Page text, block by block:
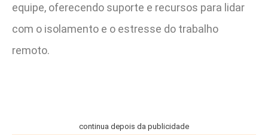
equipe, oferecendo suporte e recursos para lidar
com o isolamento e o estresse do trabalho
remoto.
continua depois da publicidade